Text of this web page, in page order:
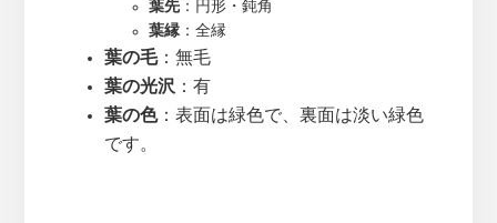
葉先：円形・鈍角
葉縁：全縁
葉の毛：無毛
葉の光沢 ：有
葉の色：表面は緑色で、裏面は淡い緑色
です。